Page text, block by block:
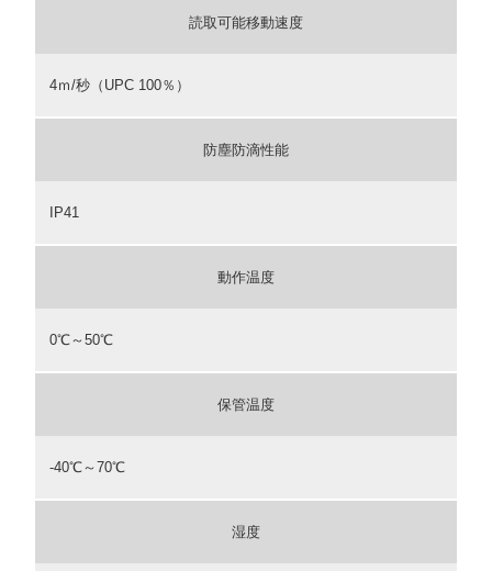
読取可能移動速度
4ｍ/秒（UPC 100％）
防塵防滴性能
IP41
動作温度
0℃～50℃
保管温度
-40℃～70℃
湿度